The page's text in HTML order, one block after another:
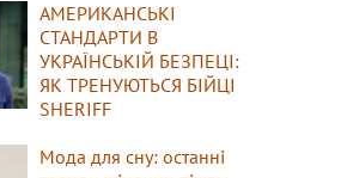
АМЕРИКАНСЬКІ
СТАНДАРТИ В
УКРАЇНСЬКІЙ БЕЗПЕЦІ:
ЯК ТРЕНУЮТЬСЯ БІЙЦІ
SHERIFF
Мода для сну: останні